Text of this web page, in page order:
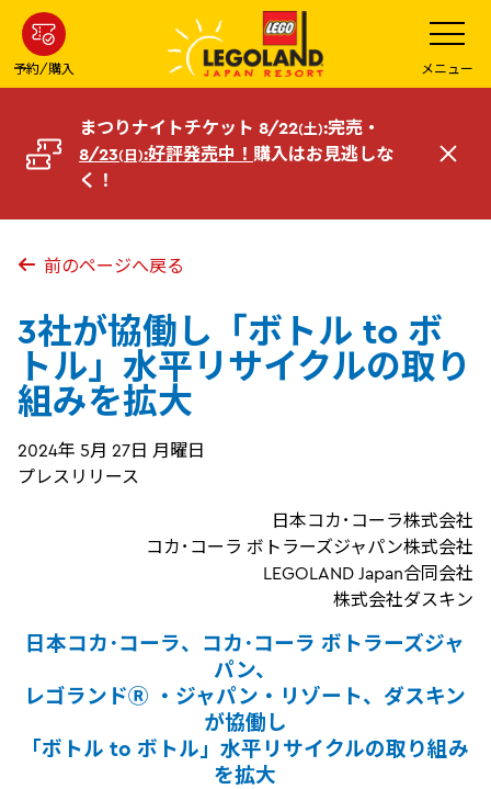
ン
コ
へ
予約/購入
メ
ニ
ュ
ー
を
開
メニュー
まつりナイトチケット 8/22(土):完売・
8/23(日):好評発売中！ 購入はお見逃しな
く！
閉
前のページへ戻る
3社が協働し「ボトル to ボ
トル」水平リサイクルの取り
組みを拡大
2024年 5月 27日 月曜日
プレスリリース
日本コカ･コーラ株式会社
コカ･コーラ ボトラーズジャパン株式会社
LEGOLAND Japan合同会社
株式会社ダスキン
日本コカ･コーラ、コカ･コーラ ボトラーズジャ
パン、
レゴランドⓇ ・ジャパン・リゾート、ダスキン
が協働し
「ボトル to ボトル」水平リサイクルの取り組み
を拡大